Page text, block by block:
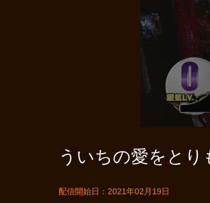
ういちの愛をとり
配信開始日：2021年02月19日